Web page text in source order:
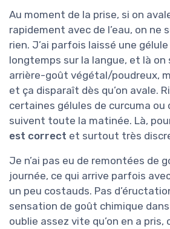
Au moment de la prise, si on
rapidement avec de l’eau, on ne
rien. J’ai parfois laissé une
longtemps sur la langue, et là on
arrière-goût végétal/poudreux,
et ça disparaît dès qu’on avale.
certaines gélules de curcuma ou
suivent toute la matinée. Là,
est correct et surtout très
Je n’ai pas eu de remontées de
journée, ce qui arrive parfois
un peu costauds. Pas
sensation de goût chimique dans
oublie assez vite qu’on en a pris,